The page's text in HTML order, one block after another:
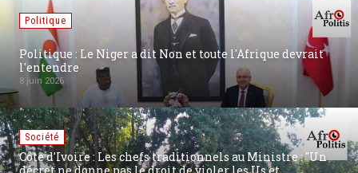
Politique
Politique : Le Niger a dit Non et toute l'Afrique devrait
l'entendre
8 juin 2026
Société
Côte d'Ivoire : Les chefs traditionnels au Ministre : "Un